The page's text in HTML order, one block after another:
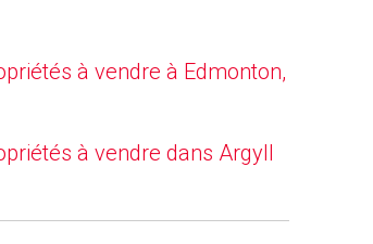
à vendre à Edmonton,
à vendre dans Argyll